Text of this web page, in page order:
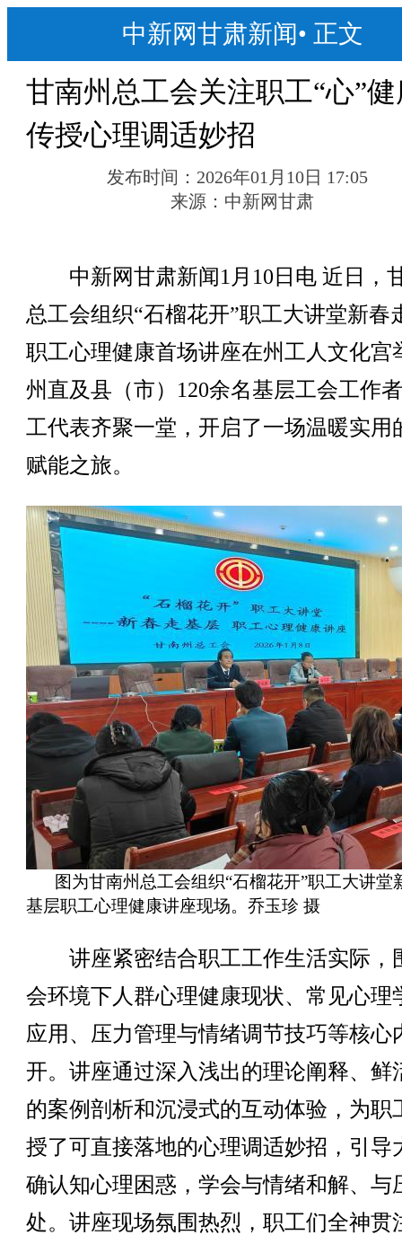
中新网甘肃新闻• 正文
甘南州总工会关注职工“心”
传授心理调适妙招
发布时间： 2026年01月10日 17:05
来源： 中新网甘肃
中新网甘肃新闻1月10日电 近日，
总工会组织“石榴花开”职工大讲堂新春
职工心理健康首场讲座在州工人文化宫
州直及县（市）120余名基层工会工作
工代表齐聚一堂，开启了一场温暖实用
赋能之旅。
图为甘南州总工会组织“石榴花开”职工大讲堂
基层职工心理健康讲座现场。乔玉珍 摄
讲座紧密结合职工工作生活实际，
会环境下人群心理健康现状、常见心理
应用、压力管理与情绪调节技巧等核心
开。讲座通过深入浅出的理论阐释、鲜
的案例剖析和沉浸式的互动体验，为职
授了可直接落地的心理调适妙招，引导
确认知心理困惑，学会与情绪和解、与
处。讲座现场氛围热烈，职工们全神贯